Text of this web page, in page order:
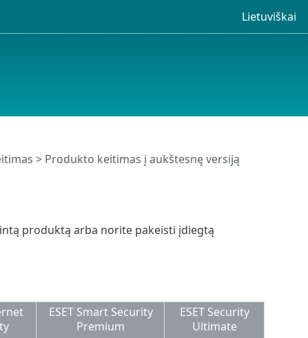
Lietuviškai
> Produkto keitimas į aukštesnę versiją
produktą arba norite pakeisti įdiegtą
ESET Smart Security
Premium
ESET Security
Ultimate